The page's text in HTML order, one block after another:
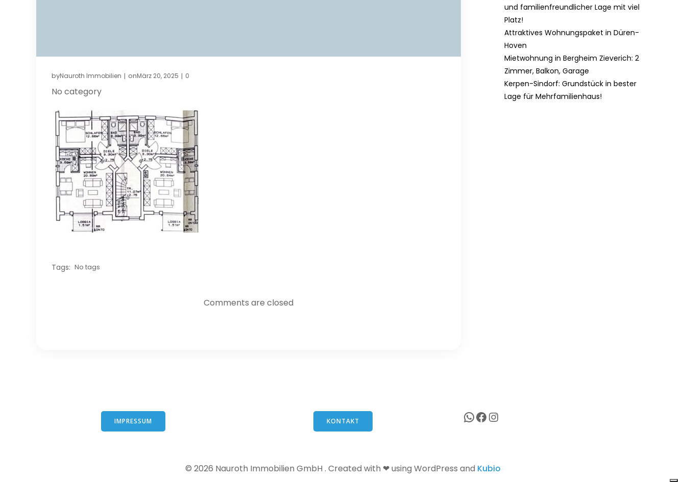
byNauroth Immobilien | onMärz 20, 2025 | 0
No category
Tags: No tags
Comments are closed
und familienfreundlicher Lage mit viel
Platz!
Attraktives Wohnungspaket in Düren-
Hoven
Mietwohnung in Bergheim Zieverich: 2
Zimmer, Balkon, Garage
Kerpen-Sindorf: Grundstück in bester
Lage für Mehrfamilienhaus!
IMPRESSUM KONTAKT WhatsApp
Facebook
Instagram
© 2026 Nauroth Immobilien GmbH . Created with ❤ using WordPress and Kubio